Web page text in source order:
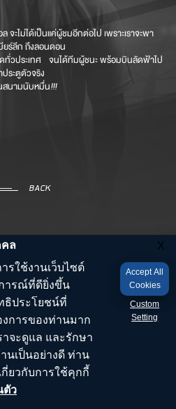
ะไม่ได้เป็นแค่ผู้ชมอีกต่อไป เพราะเราจะพา
ร์ลีก ถึงลอนดอน
ทั่วประเทศ จนได้ทีมผู้ชนะ พร้อมบินลัดฟ้าไป
ระตูตัวจริง
นามนับหมื่น!!!
BACK
CO., LTD. ALL RIGHTS RESERVED.
ล
X
รใช้งานเว็บไซต์
ารณ์ที่ดียิ่งขึ้น
ธิประโยชน์ที่
การของท่านมาก
จะดูแล และรักษา
นเป็นอย่างดี ท่าน
กี่ยวกับการใช้คุกกี้
ตัว
Accept All
Cookies
Custom
Setting